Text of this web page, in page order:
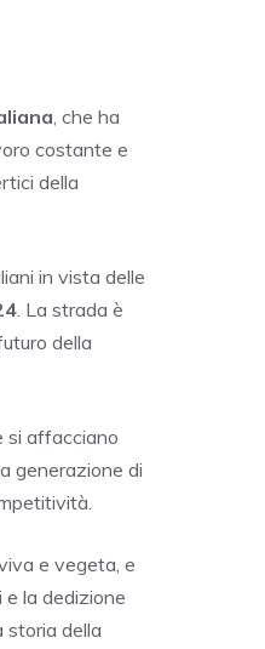
, che ha
costante e
della
in vista delle
. La strada è
della
si affacciano
generazione di
e vegeta, e
e la dedizione
storia della